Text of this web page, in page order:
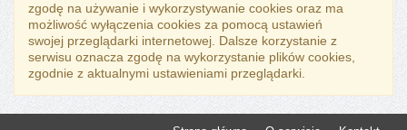
zgodę na używanie i wykorzystywanie cookies oraz ma
możliwość wyłączenia cookies za pomocą ustawień
swojej przeglądarki internetowej. Dalsze korzystanie z
serwisu oznacza zgodę na wykorzystanie plików cookies,
zgodnie z aktualnymi ustawieniami przeglądarki.